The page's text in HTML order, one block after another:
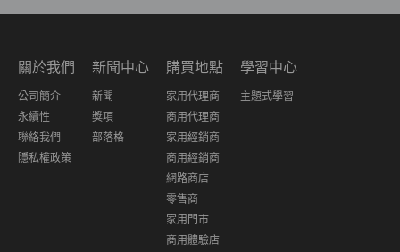
關於我們
公司簡介
永續性
聯絡我們
隱私權政策
新聞中心
新聞
獎項
部落格
購買地點
家用代理商
商用代理商
家用經銷商
商用經銷商
網路商店
零售商
家用門市
商用體驗店
學習中心
主題式學習